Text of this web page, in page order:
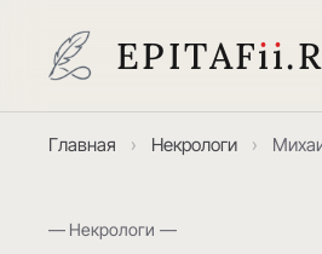
EPITAFii
Главная › Некрологи ›
— Некрологи —